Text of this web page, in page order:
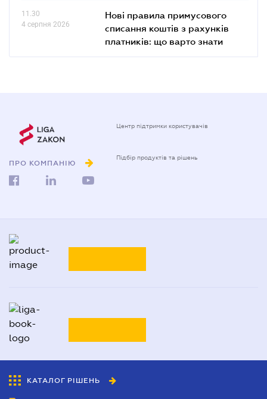
11.30
4 серпня 2026
Нові правила примусового
списання коштів з рахунків
платників: що варто знати
ПРО КОМПАНІЮ
Центр підтримки користувачів
каталог УкраїниLiga:BOOK